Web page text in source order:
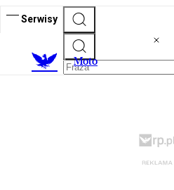
Serwisy
Moto